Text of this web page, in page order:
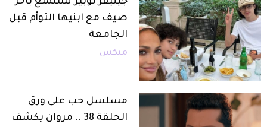
صيف مع ابنيها التوأم قبل
الجامعة
ميكس
مسلسل حب على ورق
الحلقة 38 .. مروان يكشف